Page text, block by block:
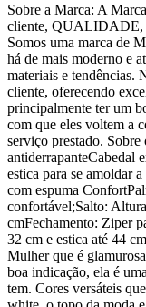
Sobre a Marca: A
cliente,
Somos uma marca de
há de mais moderno e
materiais e tendências.
cliente, oferecendo
principalmente ter um
com que eles voltem a
serviço prestado.
antiderrapanteCabedal
estica para se amoldar
com espuma
confortável;Salto:
cmFechamento: Ziper
32 cm e estica até 44
Mulher que é
boa indicação, ela é
tem. Cores versáteis